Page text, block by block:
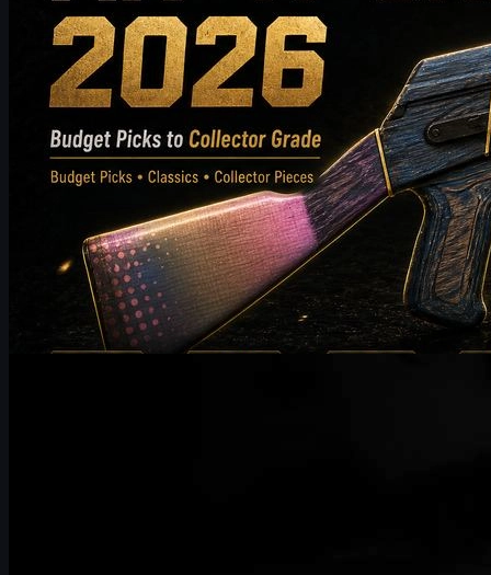
maggio 20, 2026
da Michael Johnson